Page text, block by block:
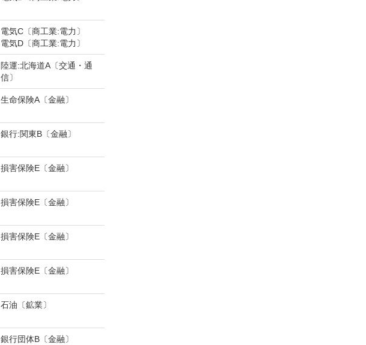
電気C〔商工業:電力〕
電気D〔商工業:電力〕
陸運:北海道A〔交通・通
信〕
生命保険A〔金融〕
銀行:関東B〔金融〕
損害保険E〔金融〕
損害保険E〔金融〕
損害保険E〔金融〕
損害保険E〔金融〕
石油〔鉱業〕
銀行団体B〔金融〕